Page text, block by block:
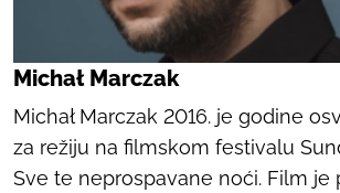
Michał Marczak
Michał Marczak 2016. je godine
za režiju na filmskom festivalu
Sve te neprospavane noći. Film je